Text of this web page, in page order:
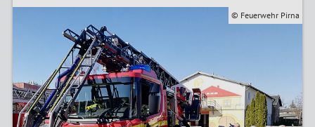
© Feuerwehr Pirna